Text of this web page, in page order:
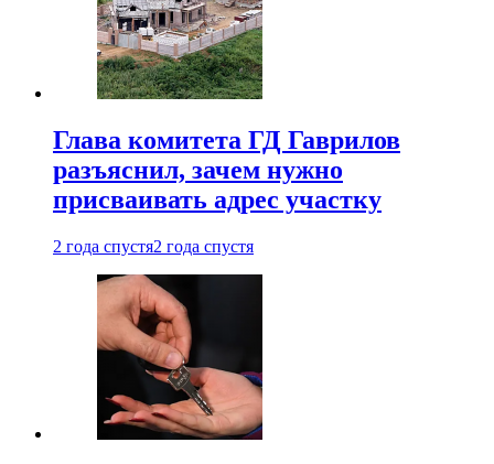
Глава комитета ГД Гаврилов
разъяснил, зачем нужно
присваивать адрес участку
2 года спустя2 года спустя